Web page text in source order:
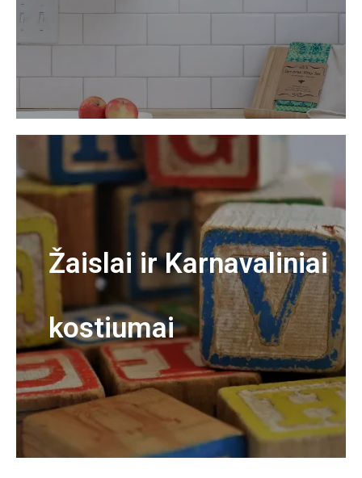
Žaislai ir Karnavaliniai
kostiumai